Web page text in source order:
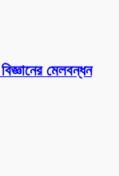
মেলবন্ধন